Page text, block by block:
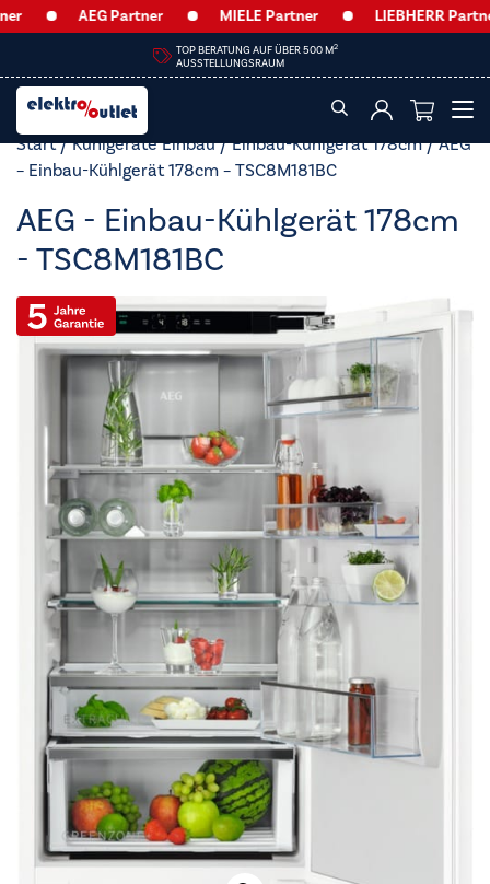
AEG Partner MIELE Partner LIEBHERR Partner
HEUTE GESCHLOSSEN
Start/Kühlgeräte Einbau/Einbau-Kühlgerät 178cm/ AEG
– Einbau-Kühlgerät 178cm – TSC8M181BC
AEG - Einbau-Kühlgerät 178cm
- TSC8M181BC